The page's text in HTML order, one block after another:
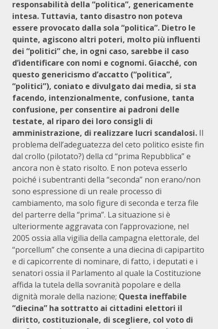
responsabilità della “politica”, genericamente
intesa. Tuttavia, tanto disastro non poteva
essere provocato dalla sola “politica”. Dietro le
quinte, agiscono altri poteri, molto più influenti
dei “politici” che, in ogni caso, sarebbe il caso
d’identificare con nomi e cognomi. Giacché, con
questo genericismo d’accatto (“politica”,
“politici”), coniato e divulgato dai media, si sta
facendo, intenzionalmente, confusione, tanta
confusione, per consentire ai padroni delle
testate, al riparo dei loro consigli di
amministrazione, di realizzare lucri scandalosi. Il
problema dell’adeguatezza del ceto politico esiste fin
dal crollo (pilotato?) della cd “prima Repubblica” e
ancora non è stato risolto. E non poteva esserlo
poiché i subentranti della “seconda” non erano/non
sono espressione di un reale processo di
cambiamento, ma solo figure di seconda e terza file
del parterre della “prima”. La situazione si è
ulteriormente aggravata con l’approvazione, nel
2005 ossia alla vigilia della campagna elettorale, del
“porcellum” che consente a una diecina di capipartito
e di capicorrente di nominare, di fatto, i deputati e i
senatori ossia il Parlamento al quale la Costituzione
affida la tutela della sovranità popolare e della
dignità morale della nazione; Questa ineffabile
“diecina” ha sottratto ai cittadini elettori il
diritto, costituzionale, di scegliere, col voto di